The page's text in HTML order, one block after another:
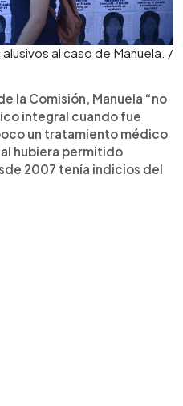
al caso de Manuela. /
la Comisión, Manuela “no
integral cuando fue
un tratamiento médico
hubiera permitido
2007 tenía indicios del